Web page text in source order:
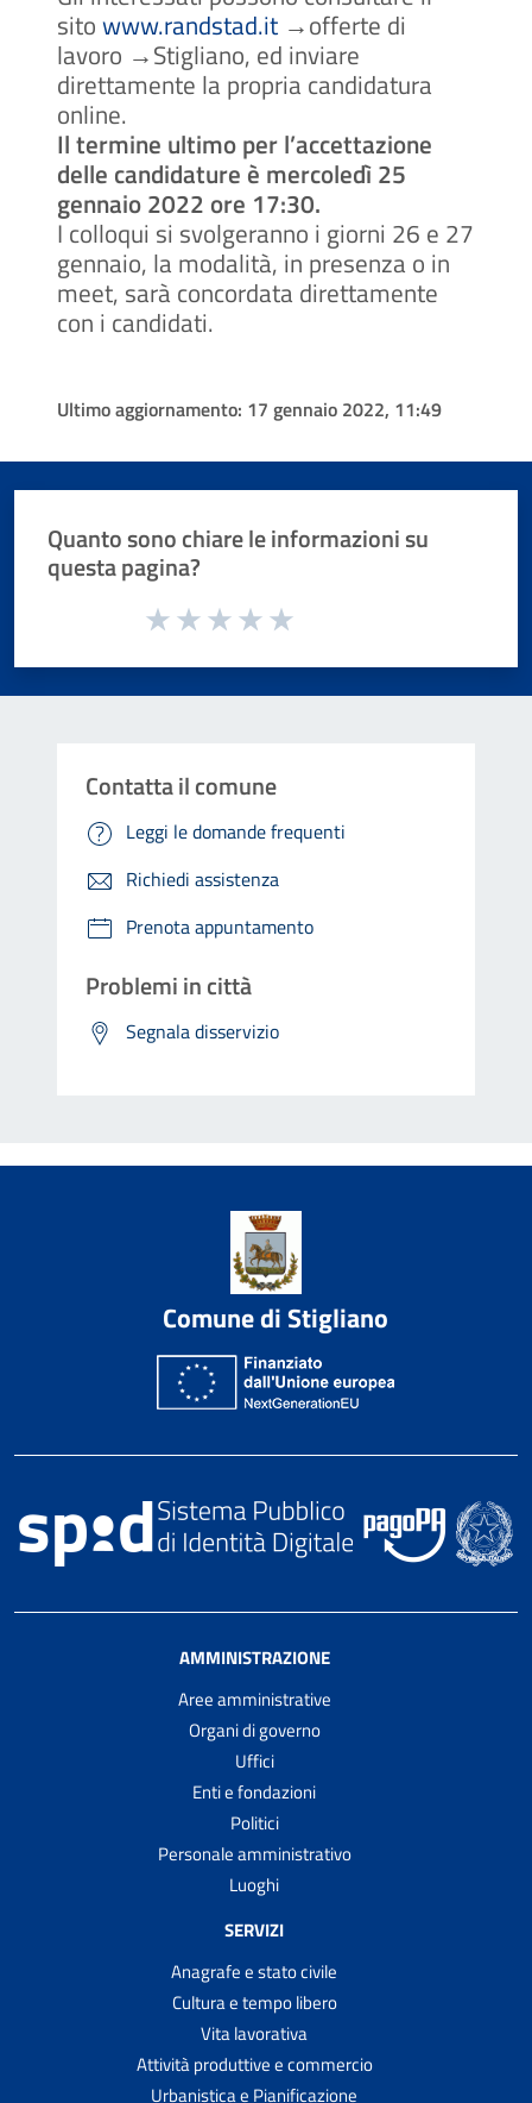
sitowww.randstad.it →offerte di
lavoro →Stigliano, ed inviare
direttamente la propria candidatura
online.
Il termine ultimo per l’accettazione
delle candidature è mercoledì 25
gennaio 2022 ore 17:30.
I colloqui si svolgeranno i giorni 26 e 27
gennaio, la modalità, in presenza o in
meet, sarà concordata direttamente
con i candidati.
Ultimo aggiornamento: 17 gennaio 2022, 11:49
Quanto sono chiare le informazioni su
questa pagina?
Valuta da 1 a 5 stelle la pagina
Contatta il comune
Leggi le domande frequenti
Richiedi assistenza
Prenota appuntamento
Problemi in città
Segnala disservizio
Comune di Stigliano
AMMINISTRAZIONE
Aree amministrative
Organi di governo
Uffici
Enti e fondazioni
Politici
Personale amministrativo
Luoghi
SERVIZI
Anagrafe e stato civile
Cultura e tempo libero
Vita lavorativa
Attività produttive e commercio
Urbanistica e Pianificazione